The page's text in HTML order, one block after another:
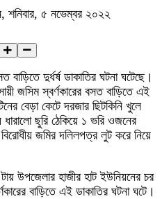
৫ নভেম্বর ২০২২
দুর্ধর্ষ ডাকাতির ঘটনা ঘটেছে।
জসিম স্বর্ণকারের বসত বাড়িতে এই
বেড়া কেটে দরজার ছিটকিনি খুলে
ধারালো ছুরি ঠেকিয়ে ১ ভরি ওজনের
জমির দলিলপত্র লুট করে নিয়ে
উপজেলার হাজীর হাট ইউনিয়নের চর
বাড়িতে এই ডাকাতির ঘটনা ঘটে।